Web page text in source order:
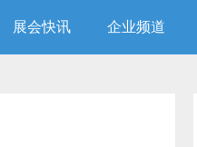
展会快讯 企业频道